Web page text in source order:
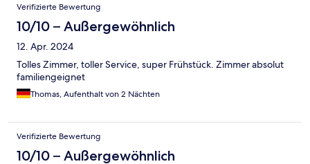
Verifizierte Bewertung
10/10 – Außergewöhnlich
12. Apr. 2024
Tolles Zimmer, toller Service, super Frühstück. Zimmer absolut
familiengeignet
Thomas, Aufenthalt von 2 Nächten
Verifizierte Bewertung
10/10 – Außergewöhnlich